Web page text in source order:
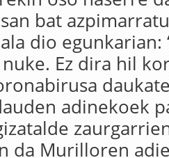
bat
dio egunkarian:
Ez dira hil
adinekoek
da Murilloren